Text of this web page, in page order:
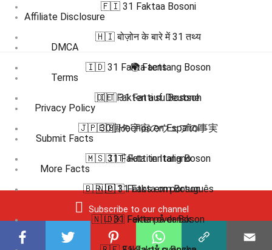
Affiliate Disclosure
DMCA
Terms
Privacy Policy
Submit Facts
More Facts
Subscribe to our channel
🇫🇮 31 Faktaa Bosoni
🇭🇮 बोज़ोन के बारे में 31 तथ्य
🇮🇩 31 Fakta tentang Boson
🇮🇹 31 Fatti su Bosone
🇯🇵 30個の宇宙のウェブの事実
🇲🇸 31 Fakta tentang Boson
🇳🇴 31 Fakta om Boson
🇳🇱 31 Feiten over Boson
🌍 Facts
🇩🇪 Fakten auf Deutsch
🇪🇸 Hechos en Español
🇮🇹 Fatti in Italiano
🇧🇷 🇵🇹 Fatos em português
🇩🇰 Fakta på dansk